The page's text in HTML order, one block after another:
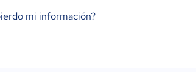
mi información?